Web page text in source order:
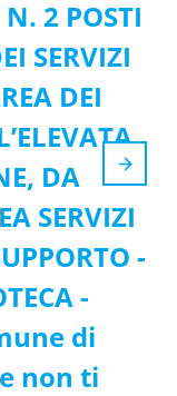
2 POSTI
SERVIZI
DEI
DA
SERVIZI
-
-
di
non ti